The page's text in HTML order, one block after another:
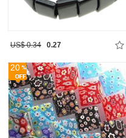
US$ 0.34 0.27
20